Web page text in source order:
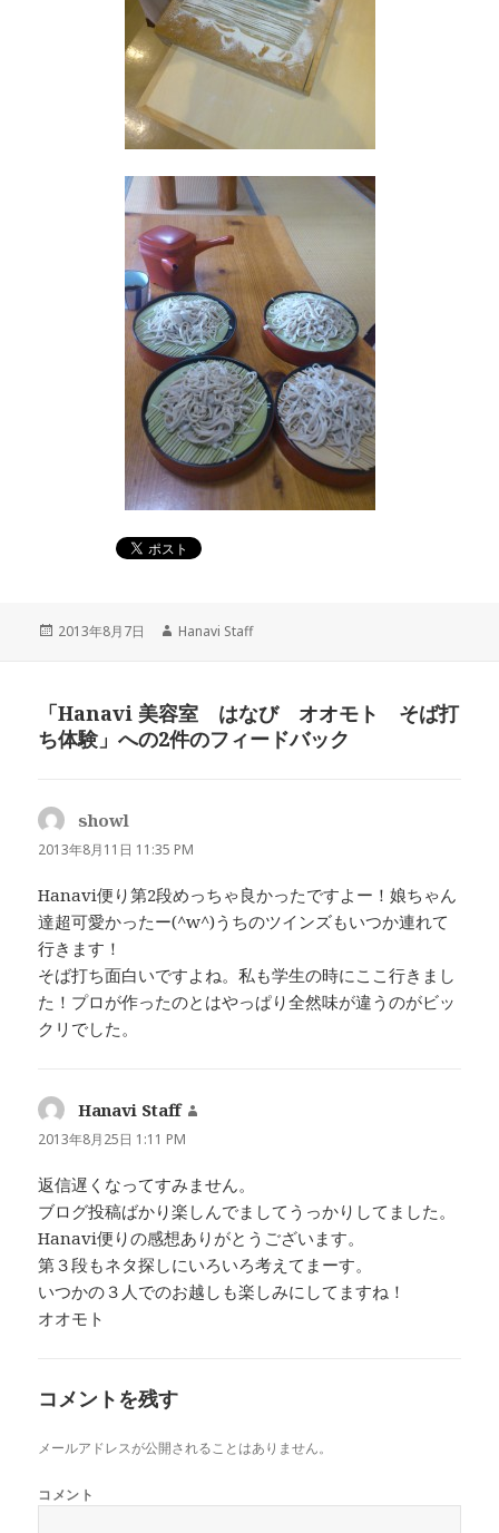
投
2013年8月7日
作
Hanavi Staff
「Hanavi 美容室 はなび オオモト そば打
ち体験」への2件のフィードバック
showl
り:
2013年8月11日 11:35 PM
Hanavi便り第2段めっちゃ良かったですよー！娘ちゃん
達超可愛かったー(^w^)うちのツインズもいつか連れて
行きます！
そば打ち面白いですよね。私も学生の時にここ行きまし
た！プロが作ったのとはやっぱり全然味が違うのがビッ
クリでした。
Hanavi Staff
2013年8月25日 1:11 PM
返信遅くなってすみません。
ブログ投稿ばかり楽しんでましてうっかりしてました。
Hanavi便りの感想ありがとうございます。
第３段もネタ探しにいろいろ考えてまーす。
いつかの３人でのお越しも楽しみにしてますね！
オオモト
コメントを残す
メールアドレスが公開されることはありません。
コメント